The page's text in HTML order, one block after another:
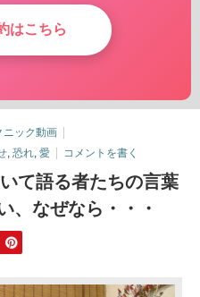
はこちら
ニック動画
恐れ 愛 コメントを書く
て語る者たちの言葉
、なぜなら・・・